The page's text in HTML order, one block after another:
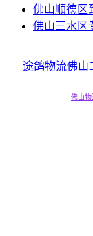
佛山顺德区
佛山三水区
途鸽物流佛山
佛山物